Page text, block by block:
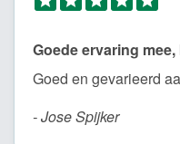
Goede ervaring
Goed en gevarieerd
- Jose Spijker